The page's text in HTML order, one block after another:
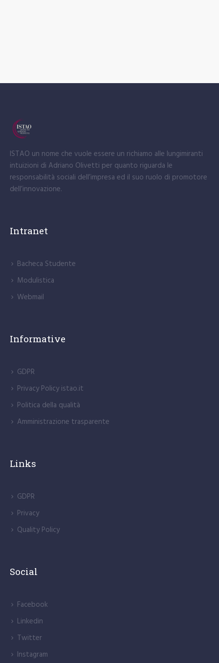
ISTAO un nome che vuole essere un richiamo alle lungimiranti
intuizioni di Adriano Olivetti per quanto riguarda le
responsabilità sociali dell’impresa ed il suo ruolo di promotore
dell’innovazione.
Intranet
Bacheca Studente
Modulistica
Webmail
Informative
GDPR
Privacy Policy istao.it
Politica della qualità
Amministrazione trasparente
Links
GDPR
Privacy
Quality Policy
Social
Facebook
Linkedin
Twitter
Instagram